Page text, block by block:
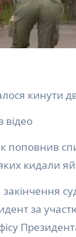
кинути
відео
поповнив
кидали
за